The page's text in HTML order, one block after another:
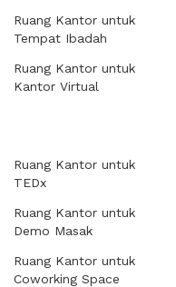
Ruang Kantor untuk
Tempat Ibadah
Ruang Kantor untuk
Kantor Virtual
Ruang Kantor untuk
TEDx
Ruang Kantor untuk
Demo Masak
Ruang Kantor untuk
Coworking Space